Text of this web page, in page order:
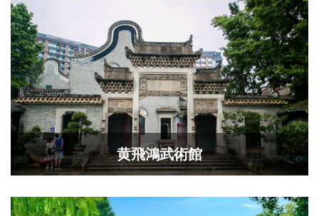
黄飛鴻武術館